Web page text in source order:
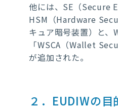
他には、SE（Secure
HSM（Hardware
キュア暗号装置）と、
「WSCA（Wallet
が追加された。
２．EUDIWの